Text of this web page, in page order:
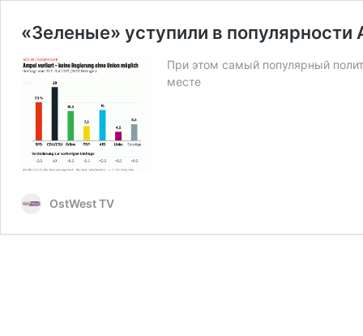
«Зеленые» уступили в популярности
При этом самый популярный
месте
OstWest TV